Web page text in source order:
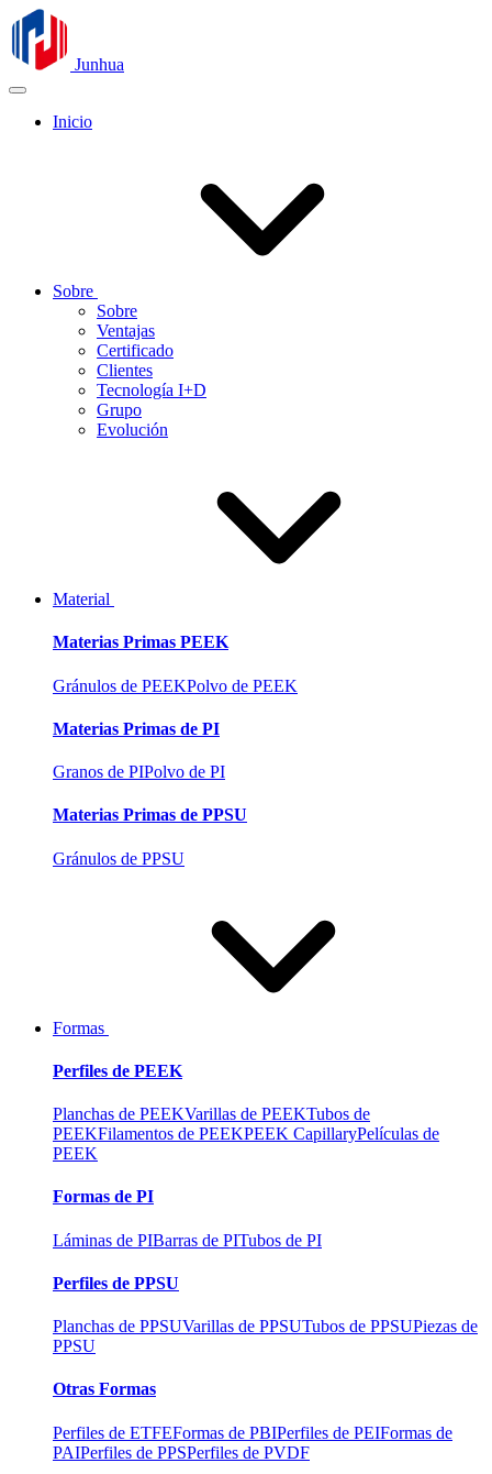
Junhua
Inicio
Sobre
Sobre
Ventajas
Certificado
Clientes
Tecnología I+D
Grupo
Evolución
Material
Materias Primas PEEK
Gránulos de PEEKPolvo de PEEK
Materias Primas de PI
Granos de PIPolvo de PI
Materias Primas de PPSU
Gránulos de PPSU
Formas
Perfiles de PEEK
Planchas de PEEKVarillas de PEEKTubos de
PEEKFilamentos de PEEKPEEK CapillaryPelículas de
PEEK
Formas de PI
Láminas de PIBarras de PITubos de PI
Perfiles de PPSU
Planchas de PPSUVarillas de PPSUTubos de PPSUPiezas de
PPSU
Otras Formas
Perfiles de ETFEFormas de PBIPerfiles de PEIFormas de
PAIPerfiles de PPSPerfiles de PVDF